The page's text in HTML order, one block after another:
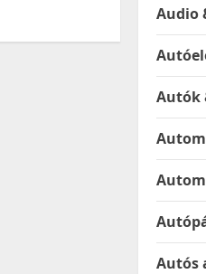
Audio
Autók
Autós